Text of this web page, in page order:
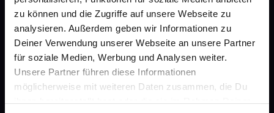
zu können und die Zugriffe auf unsere Webseite zu
analysieren. Außerdem geben wir Informationen zu
Deiner Verwendung unserer Webseite an unsere Partner
für soziale Medien, Werbung und Analysen weiter.
Unsere Partner führen diese Informationen
möglicherweise mit weiteren Daten zusammen, die Du
ihnen bereitgestellt hast oder die sie im Rahmen Deiner
AGB
Impressum